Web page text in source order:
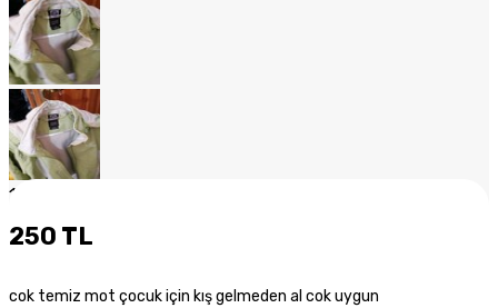
1
250 TL
cok temiz mot çocuk için kış gelmeden al cok uygun